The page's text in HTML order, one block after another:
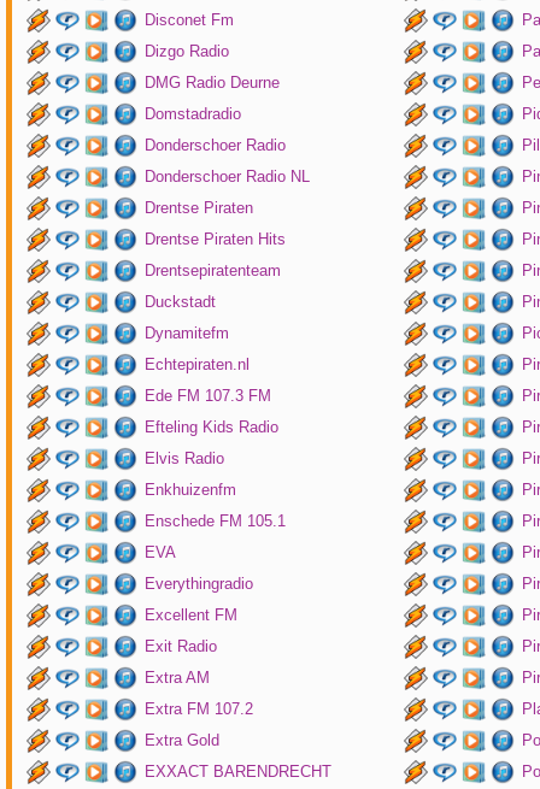
Disconet Fm
Dizgo Radio
DMG Radio Deurne
Domstadradio
Donderschoer Radio
Donderschoer Radio NL
Drentse Piraten
Drentse Piraten Hits
Drentsepiratenteam
Duckstadt
Dynamitefm
Echtepiraten.nl
Ede FM 107.3 FM
Efteling Kids Radio
Elvis Radio
Enkhuizenfm
Enschede FM 105.1
EVA
Everythingradio
Excellent FM
Exit Radio
Extra AM
Extra FM 107.2
Extra Gold
EXXACT BARENDRECHT